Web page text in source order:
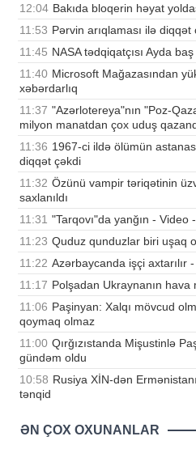
12:04 Bakıda bloqerin həyat
11:53 Pərvin arıqlaması ilə
11:45 NASA tədqiqatçısı Ayda
11:40 Microsoft Mağazasından
xəbərdarlıq
11:37 "Azərlotereya"nın "Poz-
milyon manatdan çox uduş
11:36 1967-ci ildə ölümün
diqqət çəkdi
11:32 Özünü vampir təriqətinin
saxlanıldı
11:31 "Tarqovı"da yanğın - Video
11:23 Quduz qunduzlar biri uşaq
11:22 Azərbaycanda işçi axtarılır
11:17 Polşadan Ukraynanın hava
11:06 Paşinyan: Xalqı mövcud
qoymaq olmaz
11:00 Qırğızıstanda Mişustinlə
gündəm oldu
10:58 Rusiya XİN-dən
tənqid
ƏN ÇOX OXUNANLAR